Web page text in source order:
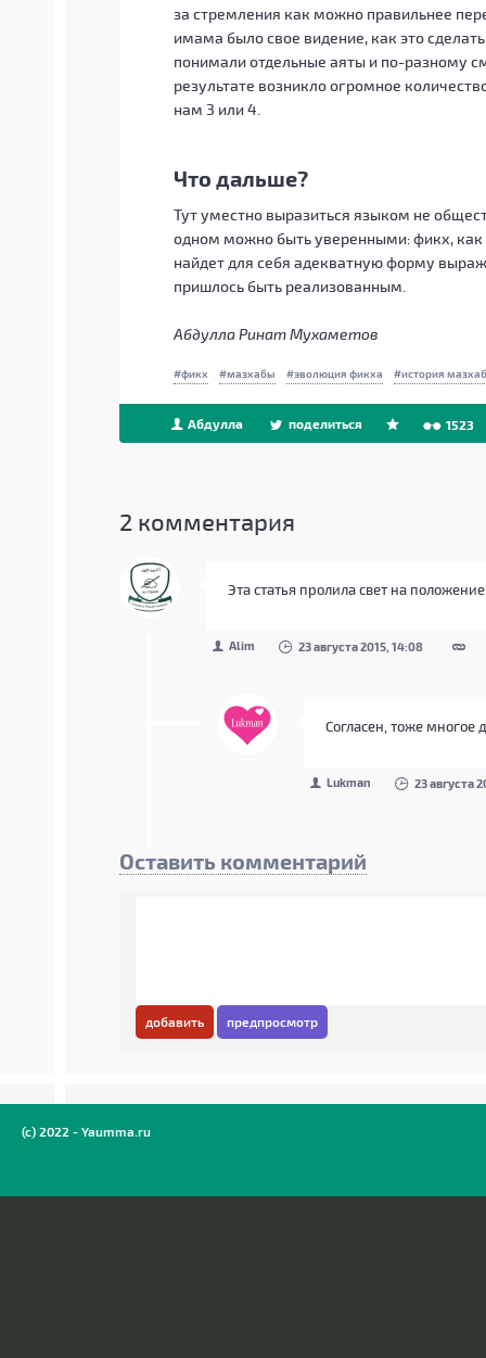
за стремления как можно правильнее
имама было свое видение, как это
понимали отдельные аяты и по-разному
результате возникло огромное
нам 3 или 4.
Что дальше?
Тут уместно выразиться языком не
одном можно быть уверенными: фикх, как
найдет для себя адекватную форму
пришлось быть реализованным.
Абдулла Ринат Мухаметов
фикх мазхабы эволюция фикха история
Абдулла поделиться 1523
2 комментария
Эта статья пролила свет на
Alim 23 августа 2015, 14:08
Согласен, тоже многое
Lukman 23 августа
Оставить комментарий
добавить предпросмотр
(c) 2022 - Yaumma.ru